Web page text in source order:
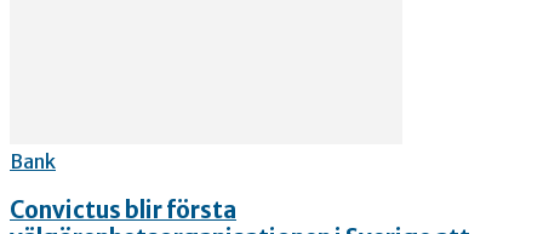
Bank
Convictus blir första